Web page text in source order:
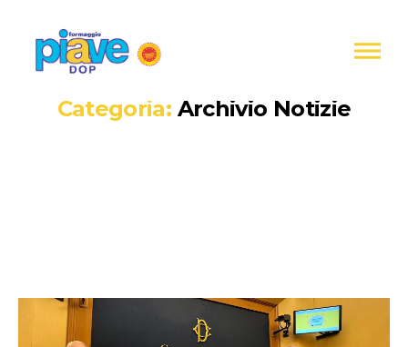
Piave
DOP
Categoria: Archivio Notizie
raccolta